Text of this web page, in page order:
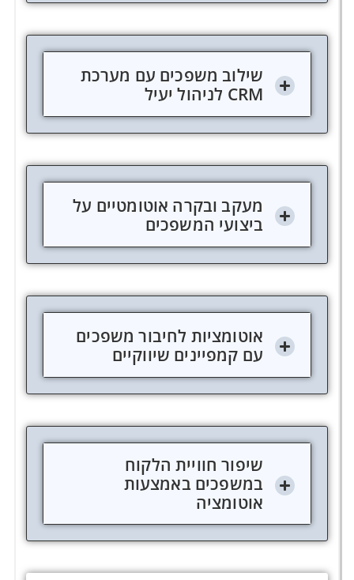
שילוב משפכים עם מערכת
CRM לניהול יעיל
מעקב ובקרה אוטומטיים על
ביצועי המשפכים
אוטומציות לחיבור משפכים
עם קמפיינים שיווקיים
שיפור חוויית הלקוח
במשפכים באמצעות
אוטומציה